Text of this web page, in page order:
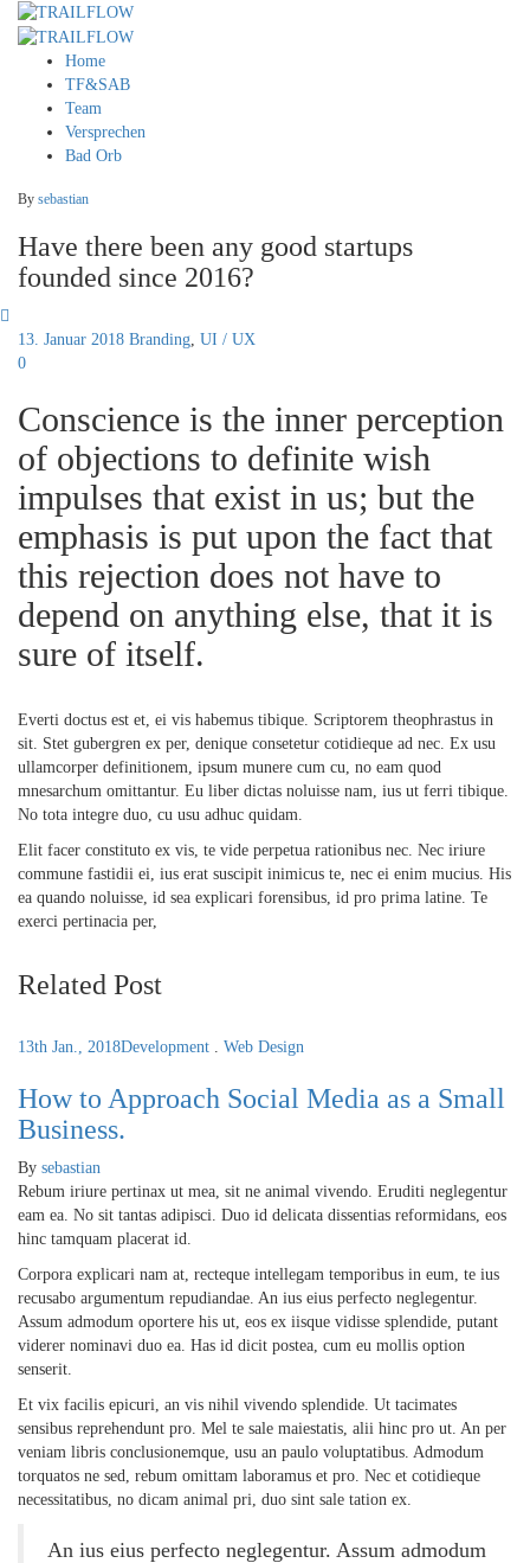
Home
TF&SAB
Team
Versprechen
Bad Orb
By sebastian
Have there been any good startups
founded since 2016?
13. Januar 2018 Branding UI / UX
0
Conscience is the inner perception
of objections to definite wish
impulses that exist in us; but the
emphasis is put upon the fact that
this rejection does not have to
depend on anything else, that it is
sure of itself.
Everti doctus est et, ei vis habemus tibique. Scriptorem theophrastus in
sit. Stet gubergren ex per, denique consetetur cotidieque ad nec. Ex usu
ullamcorper definitionem, ipsum munere cum cu, no eam quod
mnesarchum omittantur. Eu liber dictas noluisse nam, ius ut ferri tibique.
No tota integre duo, cu usu adhuc quidam.
Elit facer constituto ex vis, te vide perpetua rationibus nec. Nec iriure
commune fastidii ei, ius erat suscipit inimicus te, nec ei enim mucius. His
ea quando noluisse, id sea explicari forensibus, id pro prima latine. Te
exerci pertinacia per,
Related Post
13th Jan., 2018Development Web Design
How to Approach Social Media as a Small
Business.
By sebastian
Rebum iriure pertinax ut mea, sit ne animal vivendo. Eruditi neglegentur
eam ea. No sit tantas adipisci. Duo id delicata dissentias reformidans, eos
hinc tamquam placerat id.
Corpora explicari nam at, recteque intellegam temporibus in eum, te ius
recusabo argumentum repudiandae. An ius eius perfecto neglegentur.
Assum admodum oportere his ut, eos ex iisque vidisse splendide, putant
viderer nominavi duo ea. Has id dicit postea, cum eu mollis option
senserit.
Et vix facilis epicuri, an vis nihil vivendo splendide. Ut tacimates
sensibus reprehendunt pro. Mel te sale maiestatis, alii hinc pro ut. An per
veniam libris conclusionemque, usu an paulo voluptatibus. Admodum
torquatos ne sed, rebum omittam laboramus et pro. Nec et cotidieque
necessitatibus, no dicam animal pri, duo sint sale tation ex.
An ius eius perfecto neglegentur. Assum admodum